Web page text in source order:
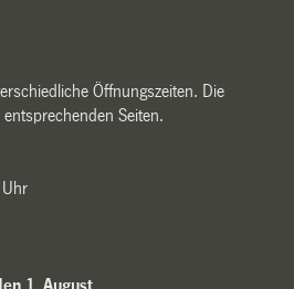
Öffnungszeiten. Die
Seiten.